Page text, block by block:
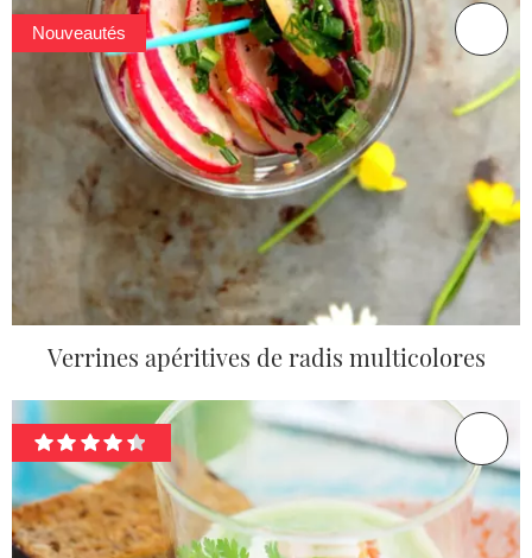
Nouveautés
Verrines apéritives de radis multicolores